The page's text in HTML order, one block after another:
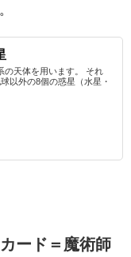
の天体を用います。 それ
以外の8個の惑星（水星・
ード ＝魔術師